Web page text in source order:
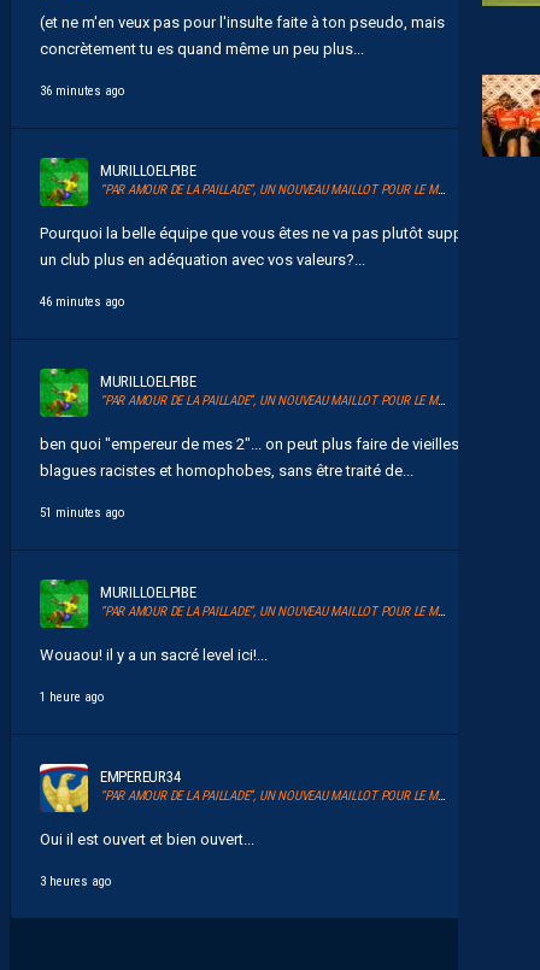
(et ne m'en veux pas pour l'insulte faite à ton pseudo, mais
concrètement tu es quand même un peu plus...
36 minutes ago
MURILLOELPIBE
“PAR AMOUR DE LA PAILLADE”, UN NOUVEAU MAILLOT POUR LE MHSC
Pourquoi la belle équipe que vous êtes ne va pas plutôt supporter
un club plus en adéquation avec vos valeurs?...
46 minutes ago
MURILLOELPIBE
“PAR AMOUR DE LA PAILLADE”, UN NOUVEAU MAILLOT POUR LE MHSC
ben quoi "empereur de mes 2"... on peut plus faire de vieilles
blagues racistes et homophobes, sans être traité de...
51 minutes ago
MURILLOELPIBE
“PAR AMOUR DE LA PAILLADE”, UN NOUVEAU MAILLOT POUR LE MHSC
Wouaou! il y a un sacré level ici!...
1 heure ago
EMPEREUR34
“PAR AMOUR DE LA PAILLADE”, UN NOUVEAU MAILLOT POUR LE MHSC
Oui il est ouvert et bien ouvert...
3 heures ago